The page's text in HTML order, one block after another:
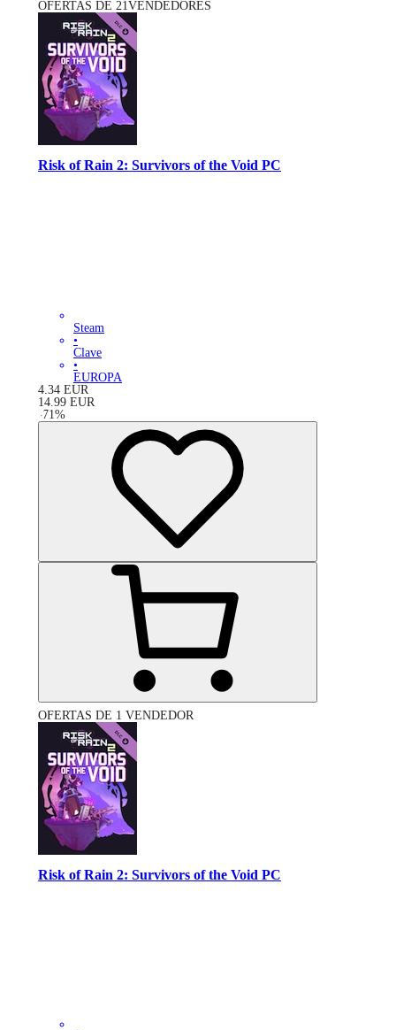
OFERTAS DE 21VENDEDORES
Risk of Rain 2: Survivors of the Void PC
Steam
•
Clave
•
EUROPA
4.34 EUR
14.99 EUR
-71%
OFERTAS DE 1 VENDEDOR
Risk of Rain 2: Survivors of the Void PC